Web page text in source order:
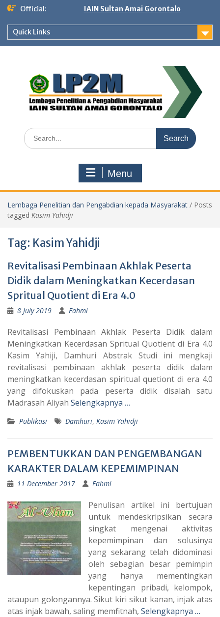
Skip
content
Official: IAIN Sultan Amai Gorontalo
Quick Links
Search
for:
Menu
Lembaga Penelitian dan Pengabdian kepada Masyarakat / Posts
tagged Kasim Yahidji
Tag: Kasim Yahidji
Revitalisasi Pembinaan Akhlak Peserta
Didik dalam Meningkatkan Kecerdasan
Spritual Quotient di Era 4.0
8 July 2019 Fahmi
Revitalisasi Pembinaan Akhlak Peserta Didik dalam
Meningkatkan Kecerdasan Spritual Quotient di Era 4.0
Kasim Yahiji, Damhuri Abstrak Studi ini mengkaji
revitalisasi pembinaan akhlak peserta didik dalam
meningkatkan kecerdasan spiritual quetiont di era 4.0
yang difokuskan pada peserta didik disalah satu
Madrasah Aliyah Selengkapnya …
Publikasi Damhuri, Kasim Yahidji
PEMBENTUKKAN DAN PENGEMBANGAN
KARAKTER DALAM KEPEMIMPINAN
11 December 2017 Fahmi
Penulisan artikel ini bertujuan
untuk mendeskripsikan secara
singkat mengenai aktivitas
kepemimpinan dan solusinya
yang sekarang telah didominasi
oleh sebagian besar pemimpin
yang hanya mementingkan
kepentingan pribadi, kelompok,
ataupun golongannya. Sikut kiri sikut kanan, injak atas
atas injak bawah, saling memfitnah, Selengkapnya …